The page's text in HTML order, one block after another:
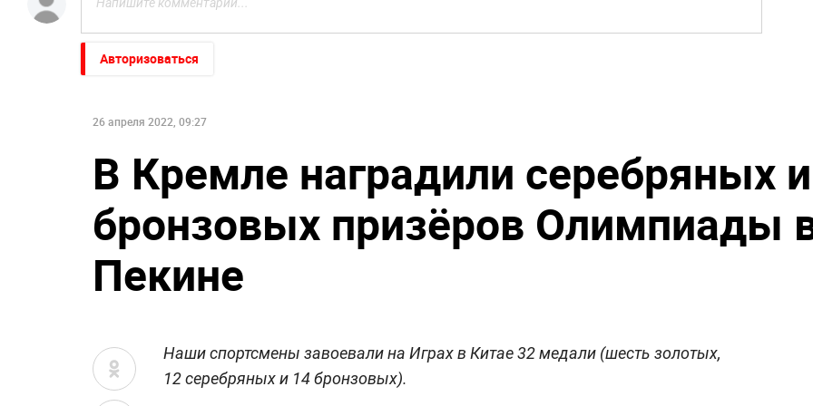
Авторизоваться
26 апреля 2022, 09:27
В Кремле наградили серебряных и
бронзовых призёров Олимпиады
Пекине
Наши спортсмены завоевали на Играх в Китае 32 медали (шесть золотых,
12 серебряных и 14 бронзовых).